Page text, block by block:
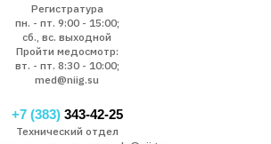
Регистратура
пн. - пт. 9:00 - 15:00;
сб., вс. выходной
Пройти медосмотр:
вт. - пт. 8:30 - 10:00;
med@niig.su
+7 (383)343-42-25
Технический отдел